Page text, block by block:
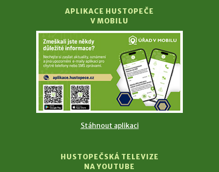
APLIKACE HUSTOPEČE
V MOBILU
Stáhnout aplikaci
HUSTOPEČSKÁ TELEVIZE
NA YOUTUBE